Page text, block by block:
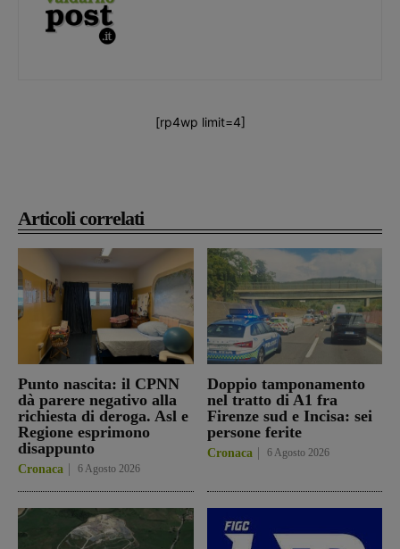
Articoli correlati
Punto nascita: il CPNN
dà parere negativo alla
richiesta di deroga. Asl e
Regione esprimono
disappunto
Cronaca 6 Agosto 2026
Doppio tamponamento
nel tratto di A1 fra
Firenze sud e Incisa: sei
persone ferite
Cronaca 6 Agosto 2026
[rp4wp limit=4]